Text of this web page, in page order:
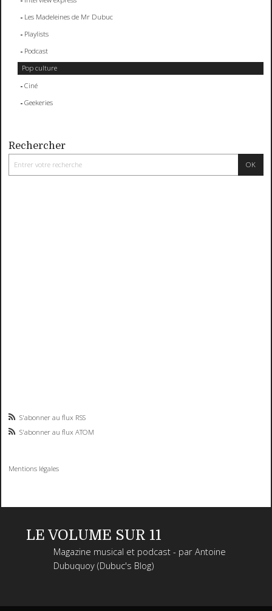
Les Madeleines de Mr Dubuc
Playlists
Podcast
Pop culture
Ciné
Geekeries
Rechercher
S'abonner au flux RSS
S'abonner au flux ATOM
Mentions légales
LE VOLUME SUR 11
Magazine musical et podcast - par Antoine
Dubuquoy (Dubuc's Blog)